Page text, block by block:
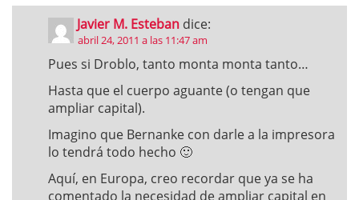
Javier M. Esteban dice:
abril 24, 2011 a las 11:47 am
Pues si Droblo, tanto monta monta tanto…
Hasta que el cuerpo aguante (o tengan que
ampliar capital).
Imagino que Bernanke con darle a la impresora
lo tendrá todo hecho 🙂
Aquí, en Europa, creo recordar que ya se ha
comentado la necesidad de ampliar capital en